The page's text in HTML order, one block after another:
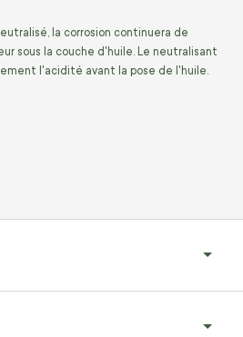
la corrosion continuera de
sous la couche d'huile. Le neutralisant
l'acidité avant la pose de l'huile.